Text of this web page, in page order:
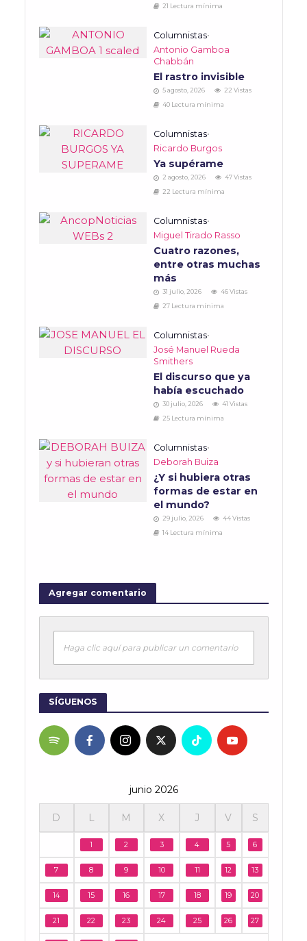
21 Lectura mínima
Columnistas•
Antonio Gamboa
Chabbán
El rastro invisible
5 agosto, 2026
22 Vistas
40 Lectura mínima
Columnistas•
Ricardo Burgos
Ya supérame
2 agosto, 2026
47 Vistas
22 Lectura mínima
Columnistas•
Miguel Tirado Rasso
Cuatro razones,
entre otras muchas
más
31 julio, 2026
46 Vistas
27 Lectura mínima
Columnistas•
José Manuel Rueda
Smithers
El discurso que ya
había escuchado
30 julio, 2026
41 Vistas
25 Lectura mínima
Columnistas•
Deborah Buiza
¿Y si hubiera otras
formas de estar en
el mundo?
29 julio, 2026
44 Vistas
14 Lectura mínima
Agregar comentario
Haga clic aquí para publicar un comentario
SÍGUENOS
junio 2026
D L M X J V S
1 2 3 4 5 6
7 8 9 10 11 12 13
14 15 16 17 18 19 20
21 22 23 24 25 26 27